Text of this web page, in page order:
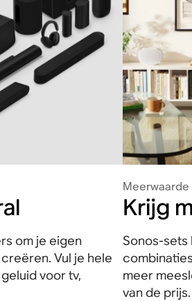
om je eigen
Vul je hele
voor tv,
Meerwaarde
Krijg
Sonos-
meer
van de prijs.